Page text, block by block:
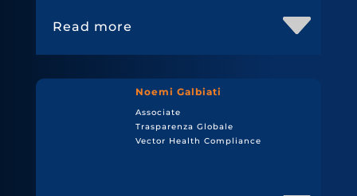
Read more
Noemi Galbiati
Associate
Trasparenza Globale
Vector Health Compliance